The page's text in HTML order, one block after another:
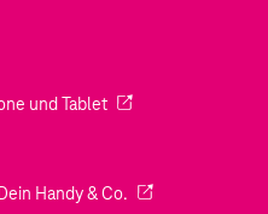
einem neuen Tab geöffnet)
neuen Tab geöffnet)
und Tablet(Wird in einem
neuen Tab geöffnet)
Handy & Co. (Wird in einem